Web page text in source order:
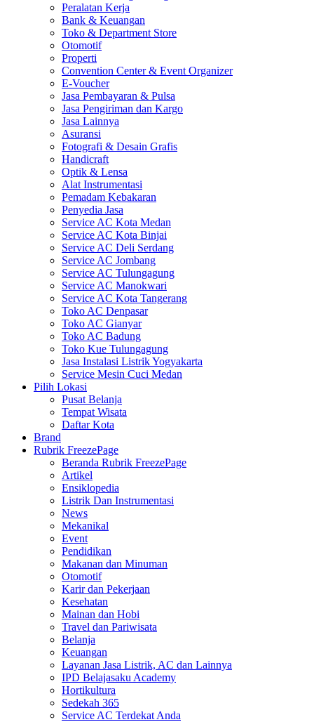
Peralatan Kerja
Bank & Keuangan
Toko & Department Store
Otomotif
Properti
Convention Center & Event Organizer
E-Voucher
Jasa Pembayaran & Pulsa
Jasa Pengiriman dan Kargo
Jasa Lainnya
Asuransi
Fotografi & Desain Grafis
Handicraft
Optik & Lensa
Alat Instrumentasi
Pemadam Kebakaran
Penyedia Jasa
Service AC Kota Medan
Service AC Kota Binjai
Service AC Deli Serdang
Service AC Jombang
Service AC Tulungagung
Service AC Manokwari
Service AC Kota Tangerang
Toko AC Denpasar
Toko AC Gianyar
Toko AC Badung
Toko Kue Tulungagung
Jasa Instalasi Listrik Yogyakarta
Service Mesin Cuci Medan
Pilih Lokasi
Pusat Belanja
Tempat Wisata
Daftar Kota
Brand
Rubrik FreezePage
Beranda Rubrik FreezePage
Artikel
Ensiklopedia
Listrik Dan Instrumentasi
News
Mekanikal
Event
Pendidikan
Makanan dan Minuman
Otomotif
Karir dan Pekerjaan
Kesehatan
Mainan dan Hobi
Travel dan Pariwisata
Belanja
Keuangan
Layanan Jasa Listrik, AC dan Lainnya
IPD Belajasaku Academy
Hortikultura
Sedekah 365
Service AC Terdekat Anda